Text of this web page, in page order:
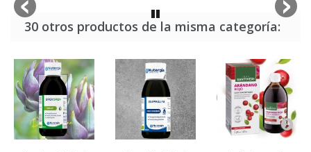
30 otros productos de la misma categoría: